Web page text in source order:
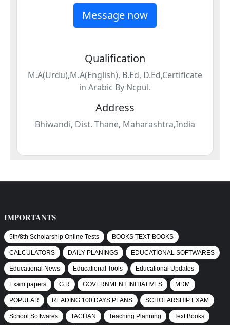
IMPORTANTS
5th/8th Scholarship Online Tests BOOKS TEXT BOOKS
CALCULATORS DAILY PLANINGS EDUCATIONAL SOFTWARES
Educational News Educational Tools Educational Updates
Exam papers G.R GOVERNMENT INITIATIVES MDM
POPULAR READING 100 DAYS PLANS SCHOLARSHIP EXAM
School Softwares TACHAN Teaching Planning Text Books